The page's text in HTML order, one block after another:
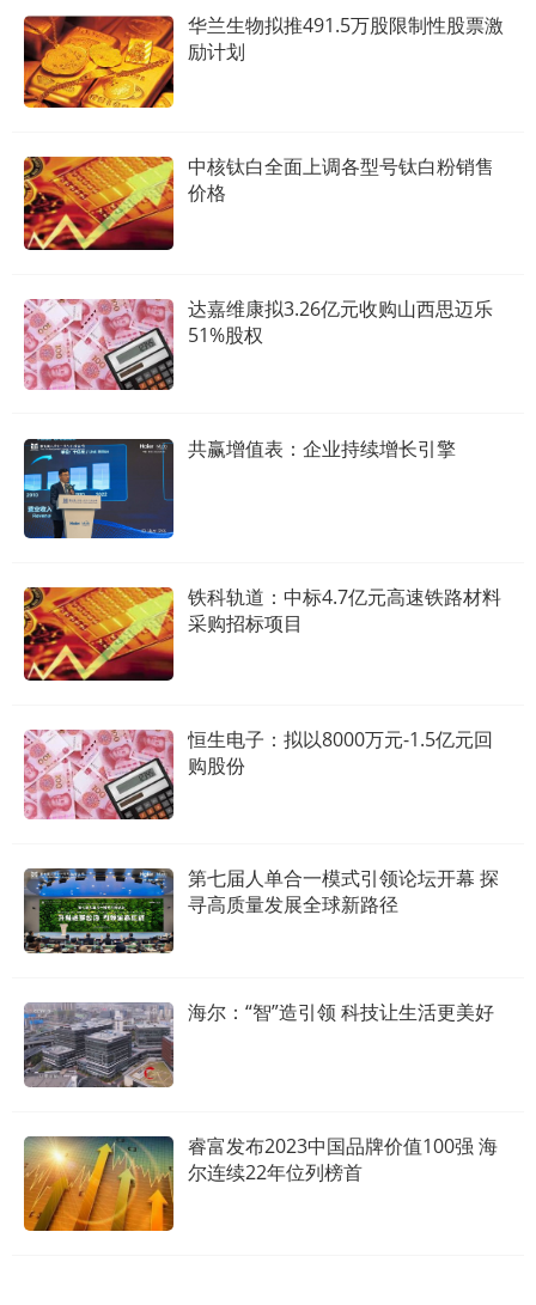
华兰生物拟推491.5万股限制性股票激
励计划
中核钛白全面上调各型号钛白粉销售
价格
达嘉维康拟3.26亿元收购山西思迈乐
51%股权
共赢增值表：企业持续增长引擎
铁科轨道：中标4.7亿元高速铁路材料
采购招标项目
恒生电子：拟以8000万元-1.5亿元回
购股份
第七届人单合一模式引领论坛开幕 探
寻高质量发展全球新路径
海尔：“智”造引领 科技让生活更美好
睿富发布2023中国品牌价值100强 海
尔连续22年位列榜首